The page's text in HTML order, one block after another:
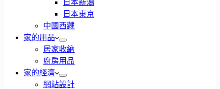
日本新潟
日本東京
中國西藏
家的用品
居家收納
廚房用品
家的經濟
網站設計